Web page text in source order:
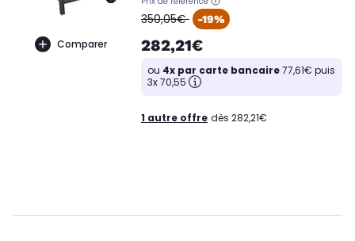
Comparer
oldPrice
350,05€ -19%
282,21€
ou 4x par carte bancaire77,61€ puis
3x 70,55
1 autre offre dès 282,21€